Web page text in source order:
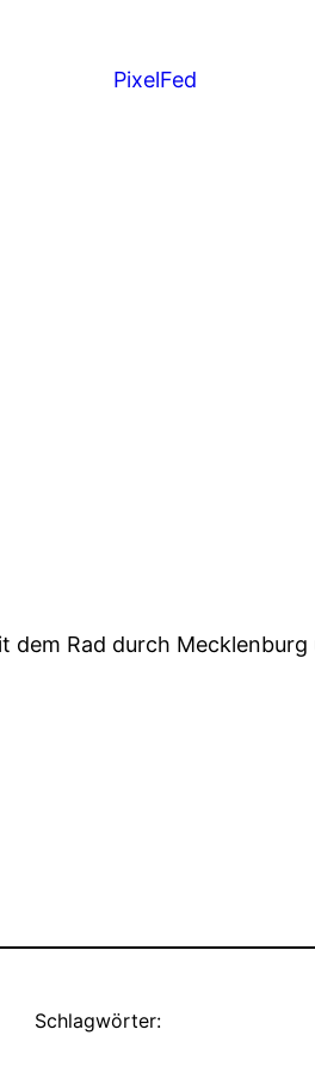
PixelFed
dem Rad durch
Schlagwörter: